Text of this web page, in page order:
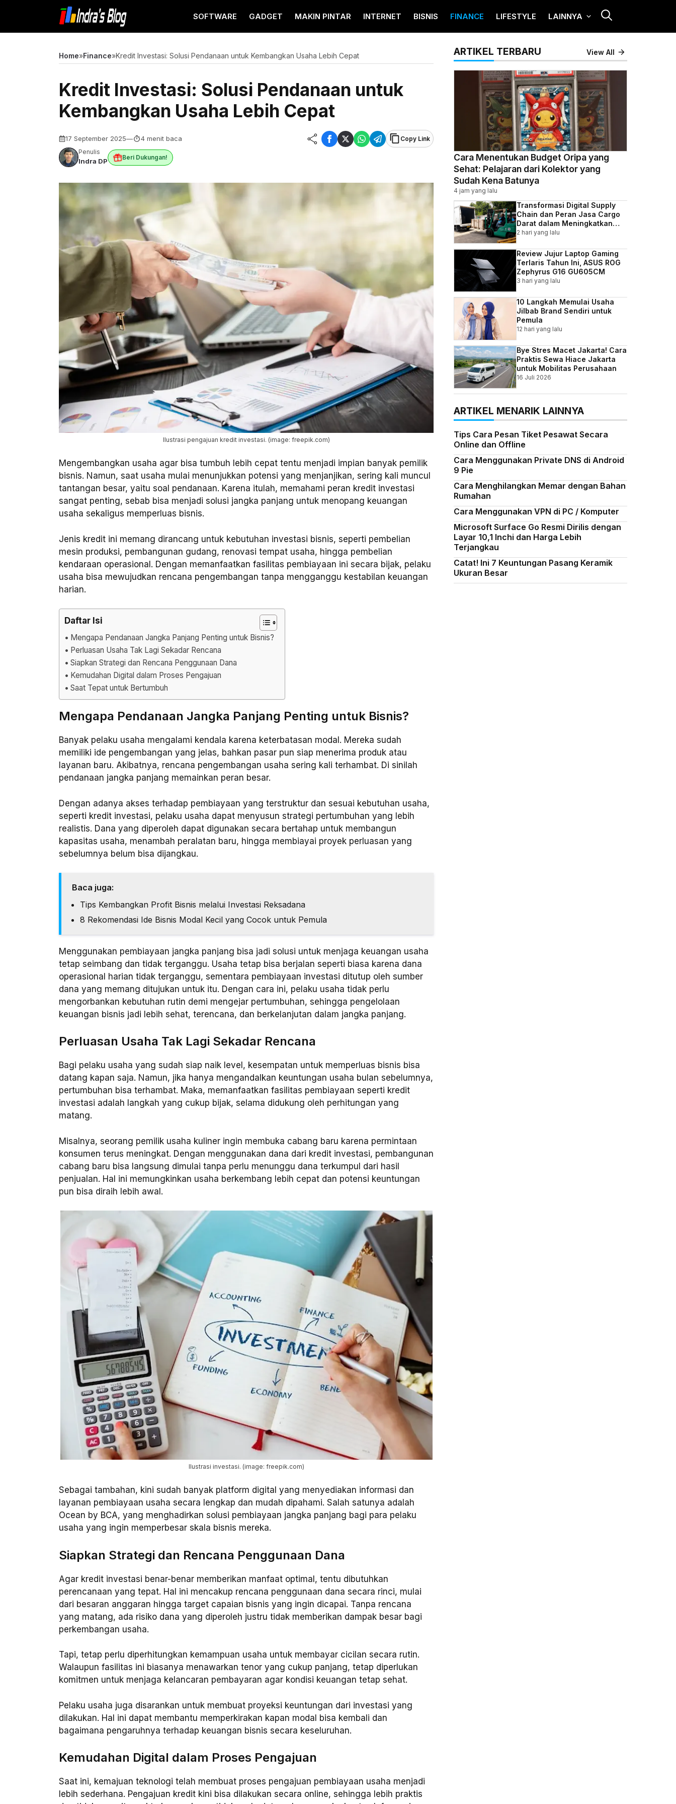
isi
SOFTWARE GADGET MAKIN PINTAR INTERNET BISNIS FINANCE LIFESTYLE LAINNYA
Home»Finance»Kredit Investasi: Solusi Pendanaan untuk Kembangkan Usaha Lebih Cepat
Kredit Investasi: Solusi Pendanaan untuk
Kembangkan Usaha Lebih Cepat
17 September 2025— 4 menit baca
Copy Link
Penulis
Indra DP Beri Dukungan!
Ilustrasi pengajuan kredit investasi. (image: freepik.com)
Mengembangkan usaha agar bisa tumbuh lebih cepat tentu menjadi impian banyak pemilik
bisnis. Namun, saat usaha mulai menunjukkan potensi yang menjanjikan, sering kali muncul
tantangan besar, yaitu soal pendanaan. Karena itulah, memahami peran kredit investasi
sangat penting, sebab bisa menjadi solusi jangka panjang untuk menopang keuangan
usaha sekaligus memperluas bisnis.
Jenis kredit ini memang dirancang untuk kebutuhan investasi bisnis, seperti pembelian
mesin produksi, pembangunan gudang, renovasi tempat usaha, hingga pembelian
kendaraan operasional. Dengan memanfaatkan fasilitas pembiayaan ini secara bijak, pelaku
usaha bisa mewujudkan rencana pengembangan tanpa mengganggu kestabilan keuangan
harian.
Daftar Isi
Mengapa Pendanaan Jangka Panjang Penting untuk Bisnis?
Perluasan Usaha Tak Lagi Sekadar Rencana
Siapkan Strategi dan Rencana Penggunaan Dana
Kemudahan Digital dalam Proses Pengajuan
Saat Tepat untuk Bertumbuh
Mengapa Pendanaan Jangka Panjang Penting untuk Bisnis?
Banyak pelaku usaha mengalami kendala karena keterbatasan modal. Mereka sudah
memiliki ide pengembangan yang jelas, bahkan pasar pun siap menerima produk atau
layanan baru. Akibatnya, rencana pengembangan usaha sering kali terhambat. Di sinilah
pendanaan jangka panjang memainkan peran besar.
Dengan adanya akses terhadap pembiayaan yang terstruktur dan sesuai kebutuhan usaha,
seperti kredit investasi, pelaku usaha dapat menyusun strategi pertumbuhan yang lebih
realistis. Dana yang diperoleh dapat digunakan secara bertahap untuk membangun
kapasitas usaha, menambah peralatan baru, hingga membiayai proyek perluasan yang
sebelumnya belum bisa dijangkau.
Baca juga:
Tips Kembangkan Profit Bisnis melalui Investasi Reksadana
8 Rekomendasi Ide Bisnis Modal Kecil yang Cocok untuk Pemula
Menggunakan pembiayaan jangka panjang bisa jadi solusi untuk menjaga keuangan usaha
tetap seimbang dan tidak terganggu. Usaha tetap bisa berjalan seperti biasa karena dana
operasional harian tidak terganggu, sementara pembiayaan investasi ditutup oleh sumber
dana yang memang ditujukan untuk itu. Dengan cara ini, pelaku usaha tidak perlu
mengorbankan kebutuhan rutin demi mengejar pertumbuhan, sehingga pengelolaan
keuangan bisnis jadi lebih sehat, terencana, dan berkelanjutan dalam jangka panjang.
Perluasan Usaha Tak Lagi Sekadar Rencana
Bagi pelaku usaha yang sudah siap naik level, kesempatan untuk memperluas bisnis bisa
datang kapan saja. Namun, jika hanya mengandalkan keuntungan usaha bulan sebelumnya,
pertumbuhan bisa terhambat. Maka, memanfaatkan fasilitas pembiayaan seperti kredit
investasi adalah langkah yang cukup bijak, selama didukung oleh perhitungan yang
matang.
Misalnya, seorang pemilik usaha kuliner ingin membuka cabang baru karena permintaan
konsumen terus meningkat. Dengan menggunakan dana dari kredit investasi, pembangunan
cabang baru bisa langsung dimulai tanpa perlu menunggu dana terkumpul dari hasil
penjualan. Hal ini memungkinkan usaha berkembang lebih cepat dan potensi keuntungan
pun bisa diraih lebih awal.
Ilustrasi investasi. (image: freepik.com)
Sebagai tambahan, kini sudah banyak platform digital yang menyediakan informasi dan
layanan pembiayaan usaha secara lengkap dan mudah dipahami. Salah satunya adalah
Ocean by BCA, yang menghadirkan solusi pembiayaan jangka panjang bagi para pelaku
usaha yang ingin memperbesar skala bisnis mereka.
Siapkan Strategi dan Rencana Penggunaan Dana
Agar kredit investasi benar-benar memberikan manfaat optimal, tentu dibutuhkan
perencanaan yang tepat. Hal ini mencakup rencana penggunaan dana secara rinci, mulai
dari besaran anggaran hingga target capaian bisnis yang ingin dicapai. Tanpa rencana
yang matang, ada risiko dana yang diperoleh justru tidak memberikan dampak besar bagi
perkembangan usaha.
Tapi, tetap perlu diperhitungkan kemampuan usaha untuk membayar cicilan secara rutin.
Walaupun fasilitas ini biasanya menawarkan tenor yang cukup panjang, tetap diperlukan
komitmen untuk menjaga kelancaran pembayaran agar kondisi keuangan tetap sehat.
Pelaku usaha juga disarankan untuk membuat proyeksi keuntungan dari investasi yang
dilakukan. Hal ini dapat membantu memperkirakan kapan modal bisa kembali dan
bagaimana pengaruhnya terhadap keuangan bisnis secara keseluruhan.
Kemudahan Digital dalam Proses Pengajuan
Saat ini, kemajuan teknologi telah membuat proses pengajuan pembiayaan usaha menjadi
lebih sederhana. Pengajuan kredit kini bisa dilakukan secara online, sehingga lebih praktis
ARTIKEL TERBARU View All
Cara Menentukan Budget Oripa yang
Sehat: Pelajaran dari Kolektor yang
Sudah Kena Batunya
4 jam yang lalu
Transformasi Digital Supply
Chain dan Peran Jasa Cargo
Darat dalam Meningkatkan
Efisiensi Bisnis Indonesia
2 hari yang lalu
Review Jujur Laptop Gaming
Terlaris Tahun Ini, ASUS ROG
Zephyrus G16 GU605CM
3 hari yang lalu
10 Langkah Memulai Usaha
Jilbab Brand Sendiri untuk
Pemula
12 hari yang lalu
Bye Stres Macet Jakarta! Cara
Praktis Sewa Hiace Jakarta
untuk Mobilitas Perusahaan
16 Juli 2026
ARTIKEL MENARIK LAINNYA
Tips Cara Pesan Tiket Pesawat Secara
Online dan Offline
Cara Menggunakan Private DNS di Android
9 Pie
Cara Menghilangkan Memar dengan Bahan
Rumahan
Cara Menggunakan VPN di PC / Komputer
Microsoft Surface Go Resmi Dirilis dengan
Layar 10,1 Inchi dan Harga Lebih
Terjangkau
Catat! Ini 7 Keuntungan Pasang Keramik
Ukuran Besar